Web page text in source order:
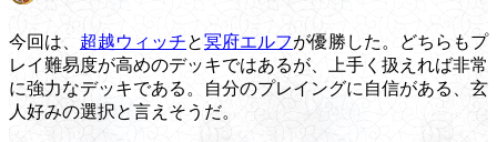
今回は、 超越ウィッチと冥府エルフが優勝した。どちらもプ
レイ難易度が高めのデッキではあるが、上手く扱えれば非常
に強力なデッキである。自分のプレイングに自信がある、玄
人好みの選択と言えそうだ。